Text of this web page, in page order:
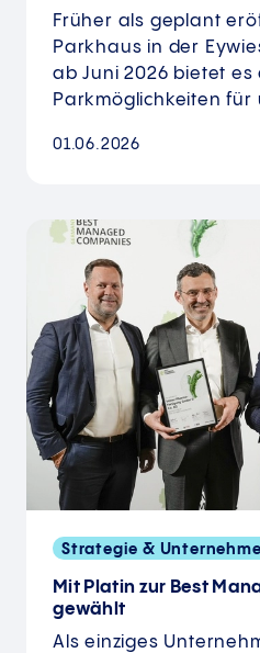
Früher als geplant
Parkhaus in der
ab Juni 2026 bietet
Parkmöglichkeiten
01.06.2026
Strategie &
Mit Platin zur Best
gewählt
Als einziges